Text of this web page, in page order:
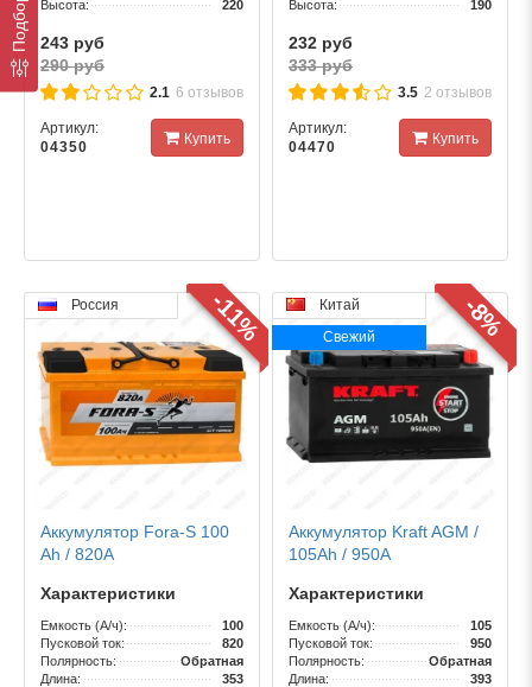
Высота:
220
243 руб
290 руб
2.1 6 отзывов
Артикул:
04350
Купить
Высота:
190
232 руб
333 руб
3.5 2 отзывов
Артикул:
04470
Купить
Россия -11%
Аккумулятор Fora-S 100
Ah / 820А
Характеристики
Емкость (А/ч):
100
Пусковой ток:
820
Полярность:
Обратная
Длина:
353
Китай
Свежий
-8%
Аккумулятор Kraft AGM /
105Ah / 950А
Характеристики
Емкость (А/ч):
105
Пусковой ток:
950
Полярность:
Обратная
Длина:
393